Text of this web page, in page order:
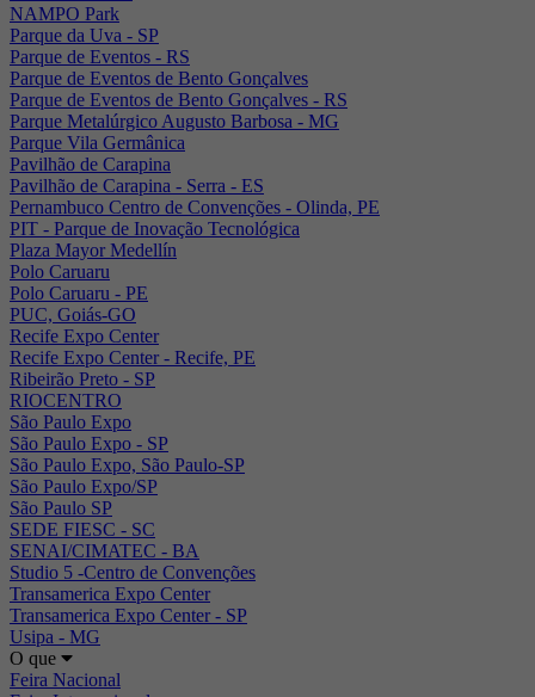
NAMPO Park
Parque da Uva - SP
Parque de Eventos - RS
Parque de Eventos de Bento Gonçalves
Parque de Eventos de Bento Gonçalves - RS
Parque Metalúrgico Augusto Barbosa - MG
Parque Vila Germânica
Pavilhão de Carapina
Pavilhão de Carapina - Serra - ES
Pernambuco Centro de Convenções - Olinda, PE
PIT - Parque de Inovação Tecnológica
Plaza Mayor Medellín
Polo Caruaru
Polo Caruaru - PE
PUC, Goiás-GO
Recife Expo Center
Recife Expo Center - Recife, PE
Ribeirão Preto - SP
RIOCENTRO
São Paulo Expo
São Paulo Expo - SP
São Paulo Expo, São Paulo-SP
São Paulo Expo/SP
São Paulo SP
SEDE FIESC - SC
SENAI/CIMATEC - BA
Studio 5 -Centro de Convenções
Transamerica Expo Center
Transamerica Expo Center - SP
Usipa - MG
O que
Feira Nacional